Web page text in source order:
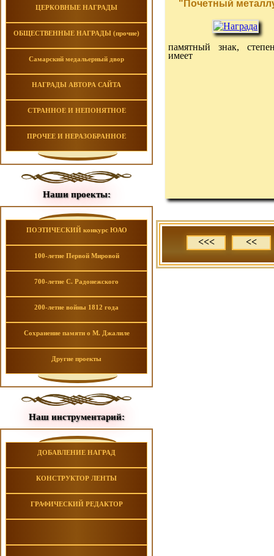
ЦЕРКОВНЫЕ НАГРАДЫ
ОБЩЕСТВЕННЫЕ НАГРАДЫ (прочие)
Самарский медальерный двор
НАГРАДЫ АВТОРА САЙТА
СТРАННОЕ И НЕПОНЯТНОЕ
ПРОЧЕЕ И НЕРАЗОБРАННОЕ
Наши проекты:
ПОЭТИЧЕСКИЙ конкурс ЮАО
100-летие Первой Мировой
700-летие С. Радонежского
200-летие войны 1812 года
Сохранение памяти о М. Джалиле
Другие проекты
Наш инструментарий:
ДОБАВЛЕНИЕ НАГРАД
КОНСТРУКТОР ЛЕНТЫ
ГРАФИЧЕСКИЙ РЕДАКТОР
"Почетный
памятный знак,
имеет
<<< <<